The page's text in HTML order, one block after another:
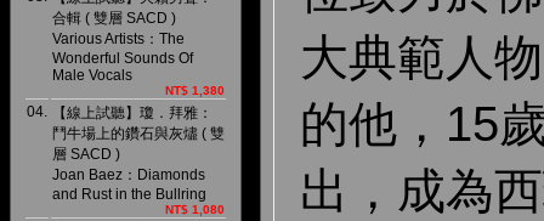
合輯 ( 雙層 SACD )
Various Artists：The
Wonderful Sounds Of
Male Vocals
NT$ 1,380
04.
【線上試聽】瓊．拜雅：
鬥牛場上的鑽石與灰燼 ( 雙
層 SACD )
Joan Baez：Diamonds
and Rust in the Bullring
NT$ 1,080
大典範人
的他，15
出，成為